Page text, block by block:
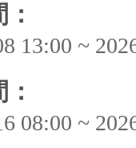
13:00 ~
08:00 ~